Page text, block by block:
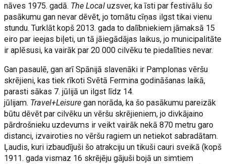
nāves 1975. gadā. The Local uzsver, ka īsti par festivālu šo
pasākumu gan nevar dēvēt, jo tomātu cīņas ilgst tikai vienu
stundu. Turklāt kopš 2013. gada to dalībniekiem jāmaksā 15
eiro par ieejas biļeti, un tā jāiegādājas laikus, jo municipalitāte
ir aplēsusi, ka vairāk par 20 000 cilvēku te piedalīties nevar.
Gan pasaulē, gan arī Spānijā slavenāki ir Pamplonas vēršu
skrējieni, kas tiek rīkoti Svētā Fermina godināšanas laikā,
parasti sākas 7. jūlijā un ilgst līdz 14.
jūlijam. Travel+Leisure gan norāda, ka šo pasākumu pareizāk
būtu dēvēt par cilvēku un vēršu skrējieniem, jo divkājaino
pārdrošnieku uzdevums ir veikt vairāk nekā 870 metru garo
distanci, izvairoties no vēršu ragiem un netiekot sabradātam.
Ļaudis, kuri izbaudījuši šo atrakciju un tikuši cauri sveikā (kopš
1911. gada vismaz 16 skrējēju gājuši bojā un simtiem